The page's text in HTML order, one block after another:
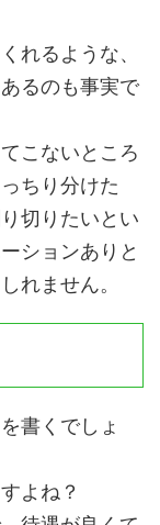
れるような、
るのも事実で
こないところ
ちり分けた
切りたいとい
ションありと
れません。
書くでしょ
よね？